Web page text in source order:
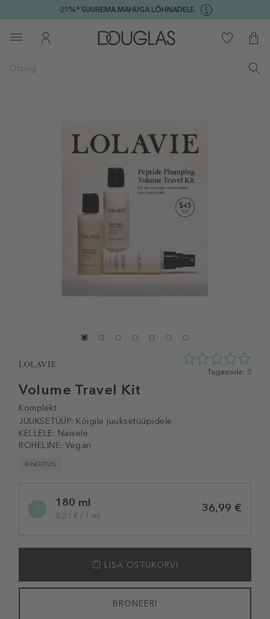
-25%* SUUREMA MAHUGA LÕHNADELE
Volume Travel Kit
Komplekt
JUUKSETÜÜP: Kõigile juuksetüüpidele
KELLELE: Naisele
ROHELINE: Vegan
KINGITUS
0
Tagasiside: 0
variation180 ml
0,21 € / 1 ml
36,99 €
LISA OSTUKORVI
BRONEERI